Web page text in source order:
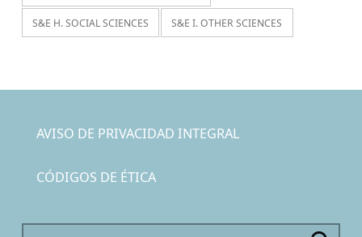
S&E H. SOCIAL SCIENCES S&E I. OTHER SCIENCES
AVISO DE PRIVACIDAD INTEGRAL
CÓDIGOS DE ÉTICA
Buscar: